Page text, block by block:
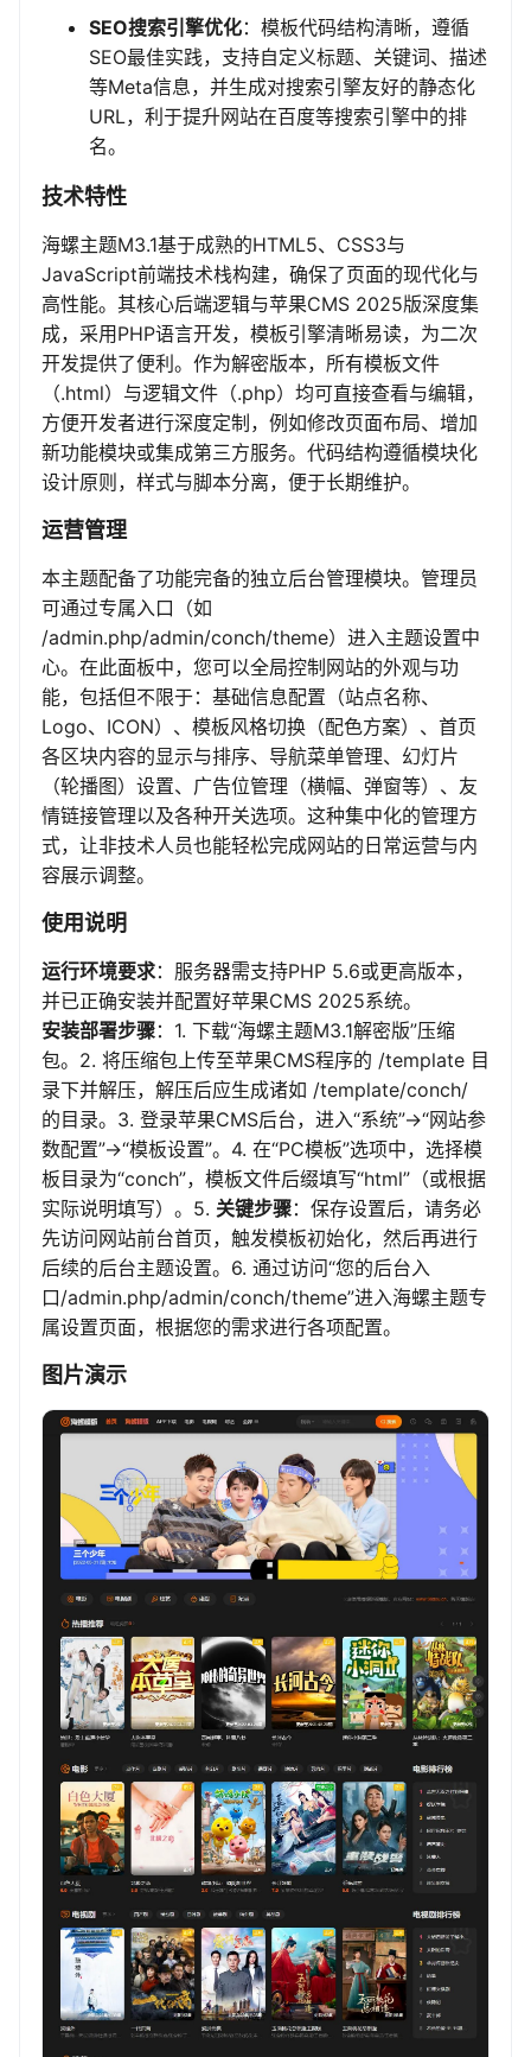
SEO搜索引擎优化：模板代码结构清晰，遵循
SEO最佳实践，支持自定义标题、关键词、描述
等Meta信息，并生成对搜索引擎友好的静态化
URL，利于提升网站在百度等搜索引擎中的排
名。
技术特性
海螺主题M3.1基于成熟的HTML5、CSS3与
JavaScript前端技术栈构建，确保了页面的现代化与
高性能。其核心后端逻辑与苹果CMS 2025版深度集
成，采用PHP语言开发，模板引擎清晰易读，为二次
开发提供了便利。作为解密版本，所有模板文件
（.html）与逻辑文件（.php）均可直接查看与编辑，
方便开发者进行深度定制，例如修改页面布局、增加
新功能模块或集成第三方服务。代码结构遵循模块化
设计原则，样式与脚本分离，便于长期维护。
运营管理
本主题配备了功能完备的独立后台管理模块。管理员
可通过专属入口（如
/admin.php/admin/conch/theme）进入主题设置中
心。在此面板中，您可以全局控制网站的外观与功
能，包括但不限于：基础信息配置（站点名称、
Logo、ICON）、模板风格切换（配色方案）、首页
各区块内容的显示与排序、导航菜单管理、幻灯片
（轮播图）设置、广告位管理（横幅、弹窗等）、友
情链接管理以及各种开关选项。这种集中化的管理方
式，让非技术人员也能轻松完成网站的日常运营与内
容展示调整。
使用说明
运行环境要求：服务器需支持PHP 5.6或更高版本，
并已正确安装并配置好苹果CMS 2025系统。
安装部署步骤：1. 下载“海螺主题M3.1解密版”压缩
包。2. 将压缩包上传至苹果CMS程序的 /template 目
录下并解压，解压后应生成诸如 /template/conch/
的目录。3. 登录苹果CMS后台，进入“系统”->“网站参
数配置”->“模板设置”。4. 在“PC模板”选项中，选择模
板目录为“conch”，模板文件后缀填写“html”（或根据
实际说明填写）。5. 关键步骤：保存设置后，请务必
先访问网站前台首页，触发模板初始化，然后再进行
后续的后台主题设置。6. 通过访问“您的后台入
口/admin.php/admin/conch/theme”进入海螺主题专
属设置页面，根据您的需求进行各项配置。
图片演示